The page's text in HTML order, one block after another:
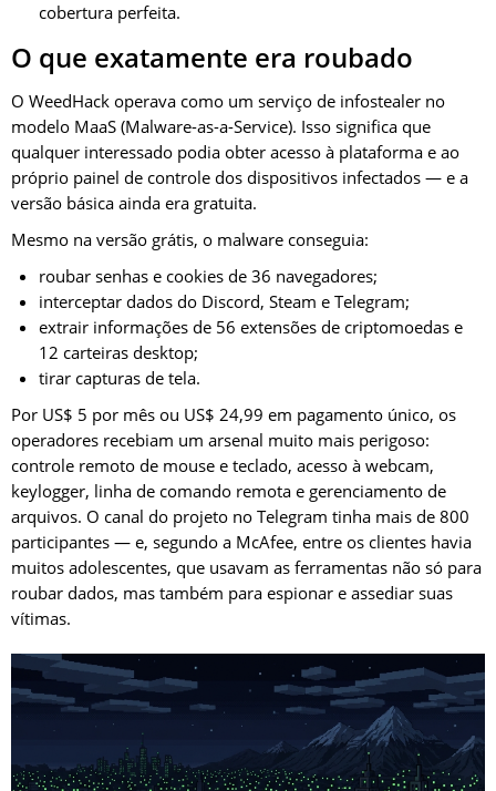
cobertura perfeita.
O que exatamente era roubado
O WeedHack operava como um serviço de infostealer no
modelo MaaS (Malware-as-a-Service). Isso significa que
qualquer interessado podia obter acesso à plataforma e ao
próprio painel de controle dos dispositivos infectados — e a
versão básica ainda era gratuita.
Mesmo na versão grátis, o malware conseguia:
roubar senhas e cookies de 36 navegadores;
interceptar dados do Discord, Steam e Telegram;
extrair informações de 56 extensões de criptomoedas e
12 carteiras desktop;
tirar capturas de tela.
Por US$ 5 por mês ou US$ 24,99 em pagamento único, os
operadores recebiam um arsenal muito mais perigoso:
controle remoto de mouse e teclado, acesso à webcam,
keylogger, linha de comando remota e gerenciamento de
arquivos. O canal do projeto no Telegram tinha mais de 800
participantes — e, segundo a McAfee, entre os clientes havia
muitos adolescentes, que usavam as ferramentas não só para
roubar dados, mas também para espionar e assediar suas
vítimas.